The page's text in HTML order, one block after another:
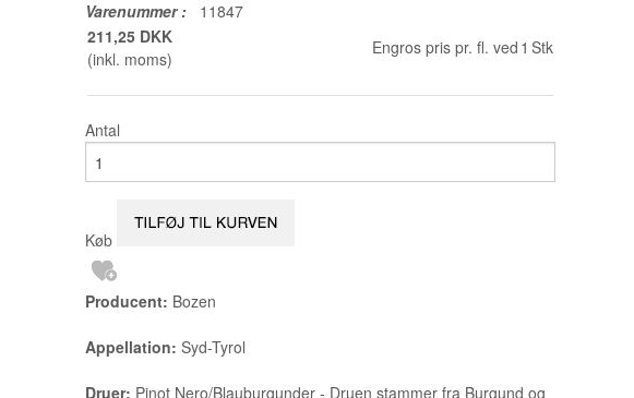
Varenummer:
11847
211,25 DKK
(inkl. moms)
Engros pris pr. fl. ved 1 Stk
Antal
Køb
Producent: Bozen
Appellation: Syd-Tyrol
Druer: Pinot Nero/Blauburgunder - Druen stammer fra Burgund og